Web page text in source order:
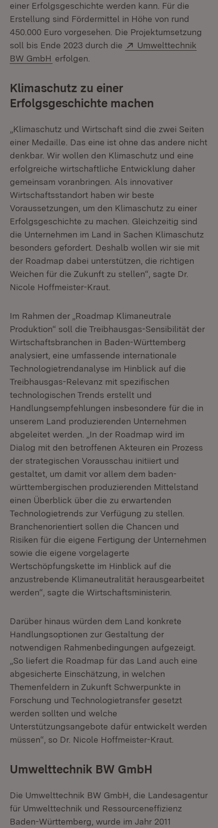
einer Erfolgsgeschichte werden kann. Für die
Erstellung sind Fördermittel in Höhe von rund
450.000 Euro vorgesehen. Die Projektumsetzung
soll bis Ende 2023 durch die
Extern:
Umwelttechnik
BW GmbH (Öffnet in neuem Fenster)
erfolgen.
Klimaschutz zu einer
Erfolgsgeschichte machen
„Klimaschutz und Wirtschaft sind die zwei Seiten
einer Medaille. Das eine ist ohne das andere nicht
denkbar. Wir wollen den Klimaschutz und eine
erfolgreiche wirtschaftliche Entwicklung daher
gemeinsam voranbringen. Als innovativer
Wirtschaftsstandort haben wir beste
Voraussetzungen, um den Klimaschutz zu einer
Erfolgsgeschichte zu machen. Gleichzeitig sind
die Unternehmen im Land in Sachen Klimaschutz
besonders gefordert. Deshalb wollen wir sie mit
der Roadmap dabei unterstützen, die richtigen
Weichen für die Zukunft zu stellen“, sagte Dr.
Nicole Hoffmeister-Kraut.
Im Rahmen der „Roadmap Klimaneutrale
Produktion“ soll die Treibhausgas-Sensibilität der
Wirtschaftsbranchen in Baden-Württemberg
analysiert, eine umfassende internationale
Technologietrendanalyse im Hinblick auf die
Treibhausgas-Relevanz mit spezifischen
technologischen Trends erstellt und
Handlungsempfehlungen insbesondere für die in
unserem Land produzierenden Unternehmen
abgeleitet werden. „In der Roadmap wird im
Dialog mit den betroffenen Akteuren ein Prozess
der strategischen Vorausschau initiiert und
gestaltet, um damit vor allem dem baden-
württembergischen produzierenden Mittelstand
einen Überblick über die zu erwartenden
Technologietrends zur Verfügung zu stellen.
Branchenorientiert sollen die Chancen und
Risiken für die eigene Fertigung der Unternehmen
sowie die eigene vorgelagerte
Wertschöpfungskette im Hinblick auf die
anzustrebende Klimaneutralität herausgearbeitet
werden“, sagte die Wirtschaftsministerin.
Darüber hinaus würden dem Land konkrete
Handlungsoptionen zur Gestaltung der
notwendigen Rahmenbedingungen aufgezeigt.
„So liefert die Roadmap für das Land auch eine
abgesicherte Einschätzung, in welchen
Themenfeldern in Zukunft Schwerpunkte in
Forschung und Technologietransfer gesetzt
werden sollten und welche
Unterstützungsangebote dafür entwickelt werden
müssen“, so Dr. Nicole Hoffmeister-Kraut.
Umwelttechnik BW GmbH
Die Umwelttechnik BW GmbH, die Landesagentur
für Umwelttechnik und Ressourceneffizienz
Baden-Württemberg, wurde im Jahr 2011